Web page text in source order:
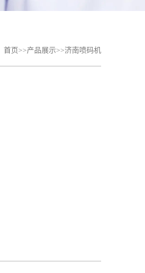
首页>>产品展示>>济南喷码机